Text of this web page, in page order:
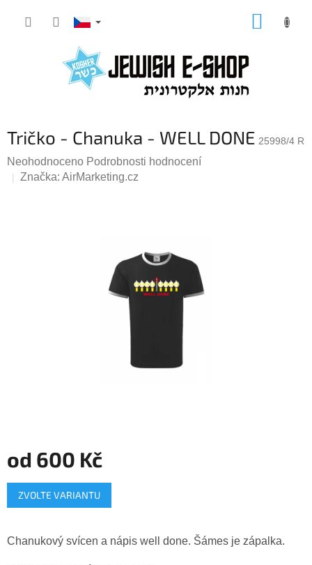
Tričko - Chanuka - WELL DONE 25998/4 R
Průměrné
hodnocení
Neohodnoceno Podrobnosti hodnocení
Značka: AirMarketing.cz
od 600 Kč
Měrná
cena:
ZVOLTE VARIANTU
Chanukový svícen a nápis well done. Šámes je zápalka.